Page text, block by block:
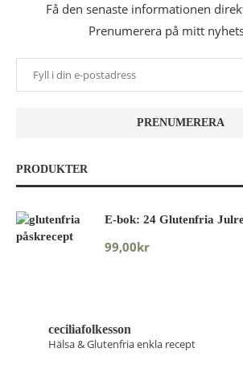
Få den senaste informationen
Prenumerera på mitt
PRODUKTER
E-bok: 24 Glutenfria
99,00kr
ceciliafolkesson
Hälsa & Glutenfria enkla recept